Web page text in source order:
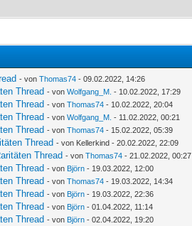
- vonThomas74 - 09.02.2022, 14:26
Thread - vonWolfgang_M. - 10.02.2022, 17:29
Thread - vonThomas74 - 10.02.2022, 20:04
Thread - vonWolfgang_M. - 11.02.2022, 00:21
Thread - vonThomas74 - 15.02.2022, 05:39
Thread - von Kellerkind - 20.02.2022, 22:09
Thread - vonThomas74 - 21.02.2022, 00:27
Thread - von Björn - 19.03.2022, 12:00
Thread - vonThomas74 - 19.03.2022, 14:34
Thread - von Björn - 19.03.2022, 22:36
Thread - von Björn - 01.04.2022, 11:14
Thread - von Björn - 02.04.2022, 19:20